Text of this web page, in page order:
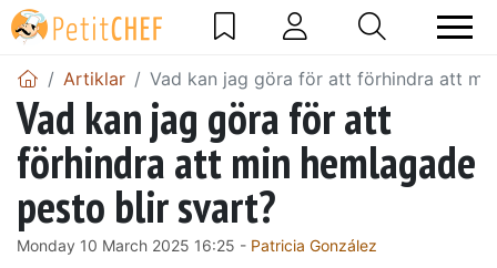
Artiklar Vad kan jag göra för att förhindra att
Vad kan jag göra för att
förhindra att min hemlagade
pesto blir svart?
Monday 10 March 2025 16:25 - Patricia González